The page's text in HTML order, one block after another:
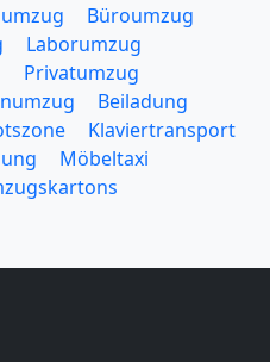
Büroumzug
Laborumzug
Privatumzug
Beiladung
Klaviertransport
Möbeltaxi